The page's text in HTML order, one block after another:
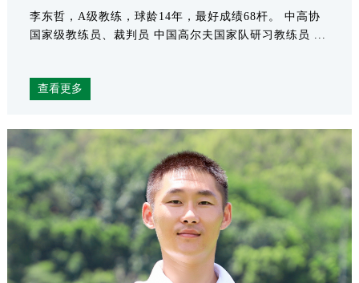
李东哲，A级教练，球龄14年，最好成绩68杆。 中高协
查看更多